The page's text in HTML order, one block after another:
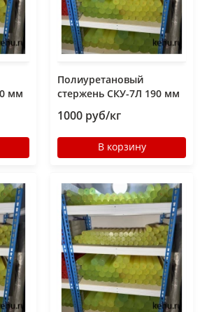
мм
Полиуретановый
стержень СКУ-7Л 190 мм
1000 руб/кг
В корзину